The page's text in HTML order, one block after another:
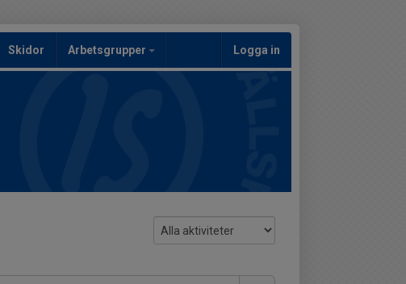
Skidor Arbetsgrupper Logga in